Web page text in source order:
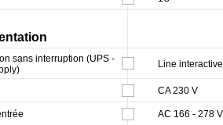
sans interruption (UPS -
Line interactive
CA 230 V
AC 166 - 278 V